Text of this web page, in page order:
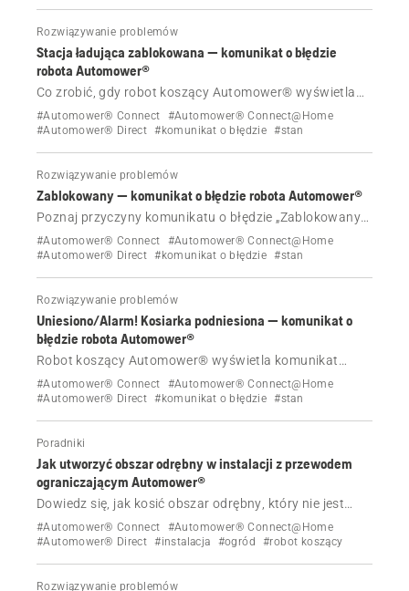
Rozwiązywanie problemów
Stacja ładująca zablokowana — komunikat o błędzie
robota Automower®
Co zrobić, gdy robot koszący Automower® wyświetla
komunikat o błędzie Stacja ładująca zablokowana.
#Automower® Connect
#Automower® Connect@Home
#Automower® Direct #komunikat o błędzie #stan
Rozwiązywanie problemów
Zablokowany — komunikat o błędzie robota Automower®
Poznaj przyczyny komunikatu o błędzie „Zablokowany”
robota koszącego Automower® i dowiedz się, jak
skutecznie rozwiązać ten problem.
#Automower® Connect
#Automower® Connect@Home
#Automower® Direct #komunikat o błędzie #stan
Rozwiązywanie problemów
Uniesiono/Alarm! Kosiarka podniesiona — komunikat o
błędzie robota Automower®
Robot koszący Automower® wyświetla komunikat
„Uniesiono” lub „Alarm! Uniesiono kosiarkę?”. Dowiedz
się, jak wyłączyć alarm, ponownie uruchomić robota
#Automower® Connect
#Automower® Connect@Home
#Automower® Direct #komunikat o błędzie #stan
Poradniki
Jak utworzyć obszar odrębny w instalacji z przewodem
ograniczającym Automower®
Dowiedz się, jak kosić obszar odrębny, który nie jest
połączony z głównym trawnikiem w instalacji z
przewodem ograniczającym Automower®. Artykuł
#Automower® Connect
#Automower® Connect@Home
#Automower® Direct #instalacja #ogród #robot koszący
Rozwiązywanie problemów